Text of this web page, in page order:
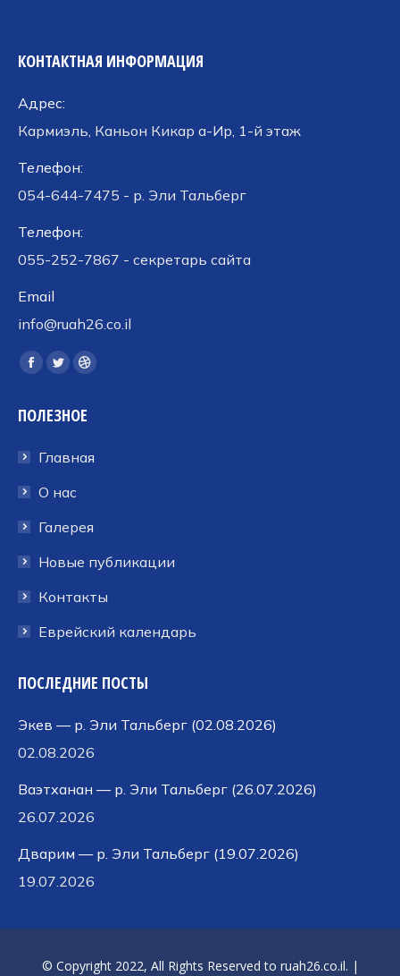
КОНТАКТНАЯ ИНФОРМАЦИЯ
Адрес:
Кармиэль, Каньон Кикар а-Ир, 1-й этаж
Телефон:
054-644-7475 - р. Эли Тальберг
Телефон:
055-252-7867 - секретарь сайта
Email
info@ruah26.co.il
Ищите нас:
Страница
открывается
новом
окне
Страница
открывается
новом
окне
Страница
открывается
новом
ПОЛЕЗНОЕ
Главная
О нас
Галерея
Новые публикации
Контакты
Еврейский календарь
ПОСЛЕДНИЕ ПОСТЫ
Экев — р. Эли Тальберг (02.08.2026)
02.08.2026
Ваэтханан — р. Эли Тальберг (26.07.2026)
26.07.2026
Дварим — р. Эли Тальберг (19.07.2026)
19.07.2026
© Copyright 2022, All Rights Reserved to ruah26.co.il. |